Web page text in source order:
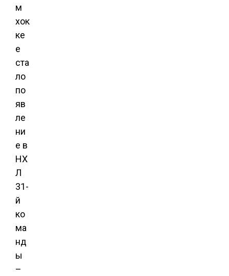
м
хок
ке
е
ста
ло
по
яв
ле
ни
е в
НХ
Л
31-
й
ко
ма
нд
ы
–